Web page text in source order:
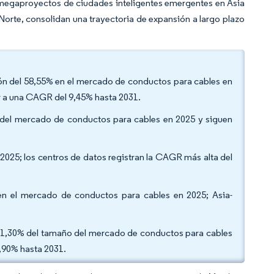
de ciudades inteligentes emergentes en Asia
consolidan una trayectoria de expansión a largo plazo
58,55% en el mercado de conductos para cables en
una CAGR del 9,45% hasta 2031.
mercado de conductos para cables en 2025 y siguen
los centros de datos registran la CAGR más alta del
el mercado de conductos para cables en 2025; Asia-
del tamaño del mercado de conductos para cables
hasta 2031.